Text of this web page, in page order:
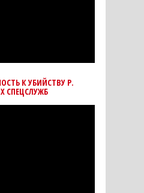
К УБИЙСТВУ Р.
СПЕЦСЛУЖБ